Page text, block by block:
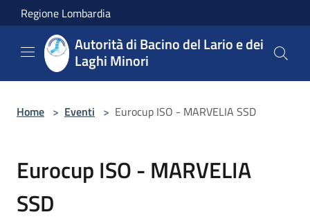
Salta al contenuto principale
Regione Lombardia
Autorità di Bacino del Lario e dei
Laghi Minori
Home > Eventi > Eurocup ISO - MARVELIA SSD
Eurocup ISO - MARVELIA
SSD